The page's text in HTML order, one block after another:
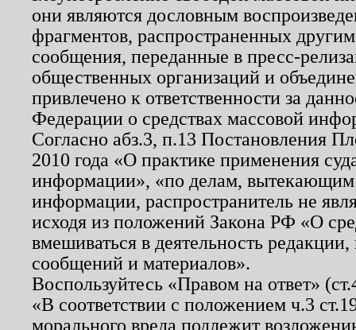
они являются дословным
фрагментов, распространенных
сообщения, переданные в пресс-
общественных организаций и
привлечено к ответственности за
Федерации о средствах массовой
Согласно абз.3, п.13 Постановления
2010 года «О практике применения
информации», «по делам, вытекающим
информации, распространитель не
исходя из положений Закона РФ «О
вмешиваться в деятельность
сообщений и материалов».
Воспользуйтесь «Правом на ответ»
«В соответствии с положением ч.3
морального вреда подлежит